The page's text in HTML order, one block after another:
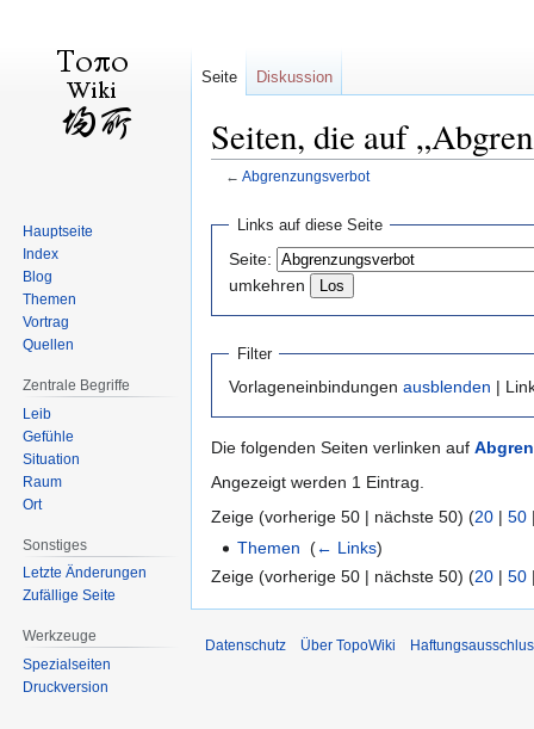
Seiten, die auf
← Abgrenzungsverbot
Navigation
springen
springen
Links auf diese Seite
Seite:
umkehren
Filter
Vorlageneinbindungen ausblenden |
Die folgenden Seiten verlinken auf
Angezeigt werden 1 Eintrag.
Zeige (vorherige 50 | nächste 50) (20 | 50
Themen ‎(← Links)
Zeige (vorherige 50 | nächste 50) (20 | 50
Seite Diskussion
Hauptseite
Index
Blog
Themen
Vortrag
Quellen
Zentrale Begriffe
Leib
Gefühle
Situation
Raum
Ort
Sonstiges
Letzte Änderungen
Zufällige Seite
Werkzeuge
Spezialseiten
Druckversion
Datenschutz Über TopoWiki